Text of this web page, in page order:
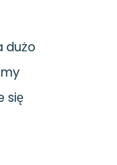
dużo
się